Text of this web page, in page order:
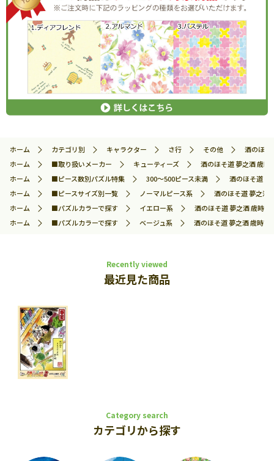
ホーム カテゴリ別 キャラクター さ行 その他
酒のほ
ホーム
■取り扱いメーカー キューティーズ
酒のほそ道 夢之酒 歳
ホーム
■ピース数別パズル特集 300～500ピース未満
酒のほそ道
ホーム
■ピースサイズ別一覧 ノーマルピース系
酒のほそ道 夢之
ホーム
■パズルカラーで探す イエロー系
酒のほそ道 夢之酒 歳時
ホーム
■パズルカラーで探す ベージュ系 酒のほそ道 夢之酒 歳時
Recently viewed
最近見た商品
Category search
カテゴリから探す